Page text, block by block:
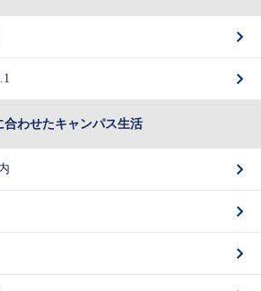
合わせたキャンパス生活